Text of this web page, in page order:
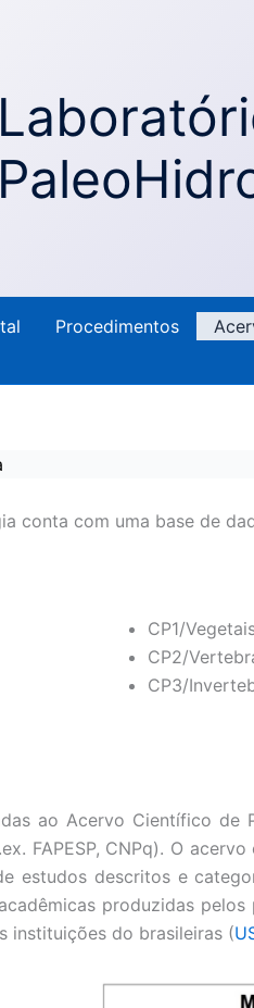
Procedimentos
conta com uma base de
CP1/
CP2/
CP3/
ao Acervo Científico
FAPESP, CNPq). O
estudos descritos e
produzidas pelos
instituições do brasileiras (